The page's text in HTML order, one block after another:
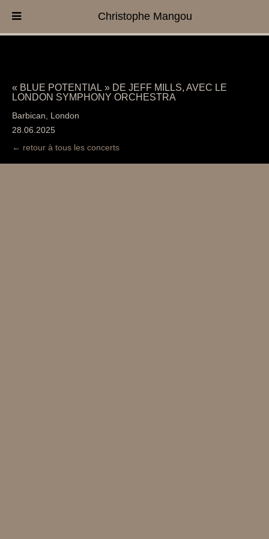
« BLUE POTENTIAL » DE JEFF MILLS, AVEC LE
LONDON SYMPHONY ORCHESTRA
Barbican, London
28.06.2025
← retour à tous les concerts
Christophe Mangou